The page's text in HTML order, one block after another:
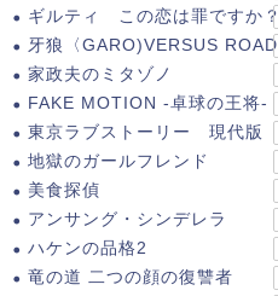
ギルティ この恋は罪ですか？
牙狼〈GARO)VERSUS ROAD
家政夫のミタゾノ
FAKE MOTION -卓球の王将-
東京ラブストーリー 現代版
地獄のガールフレンド
美食探偵
アンサング・シンデレラ
ハケンの品格2
竜の道 二つの顔の復讐者